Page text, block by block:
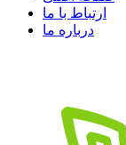
ارتباط با ما
درباره ما